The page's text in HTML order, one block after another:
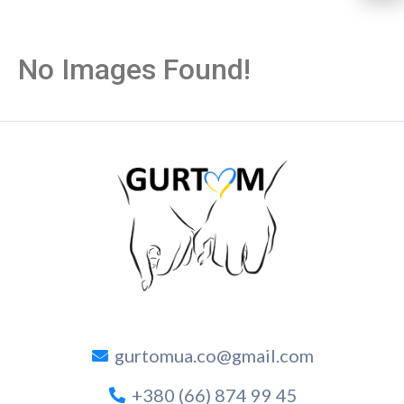
No Images Found!
gurtomua.co@gmail.com
+380 (66) 874 99 45